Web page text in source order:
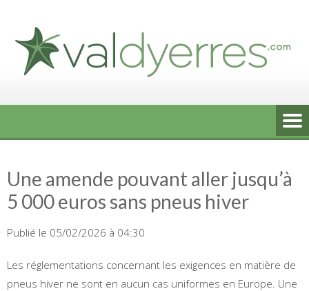
content
Une amende pouvant aller jusqu’à
5 000 euros sans pneus hiver
Publié le 05/02/2026 à 04:30
Les réglementations concernant les exigences en matière de
pneus hiver ne sont en aucun cas uniformes en Europe. Une